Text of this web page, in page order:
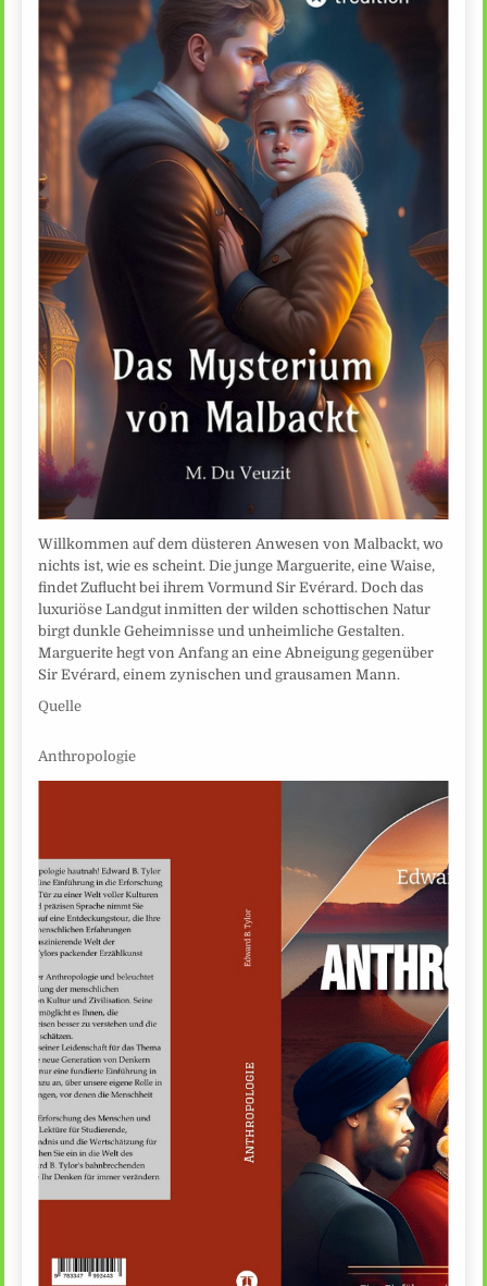
Willkommen auf dem düsteren Anwesen von Malbackt, wo
nichts ist, wie es scheint. Die junge Marguerite, eine Waise,
findet Zuflucht bei ihrem Vormund Sir Evérard. Doch das
luxuriöse Landgut inmitten der wilden schottischen Natur
birgt dunkle Geheimnisse und unheimliche Gestalten.
Marguerite hegt von Anfang an eine Abneigung gegenüber
Sir Evérard, einem zynischen und grausamen Mann.
Quelle
Anthropologie